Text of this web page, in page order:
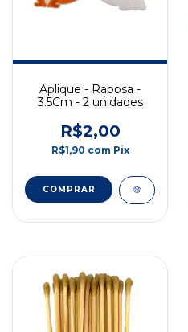
Aplique - Raposa -
3.5Cm - 2 unidades
R$2,00
R$1,90 com Pix